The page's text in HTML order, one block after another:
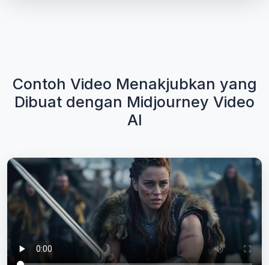
Contoh Video Menakjubkan yang
Dibuat dengan Midjourney Video
AI